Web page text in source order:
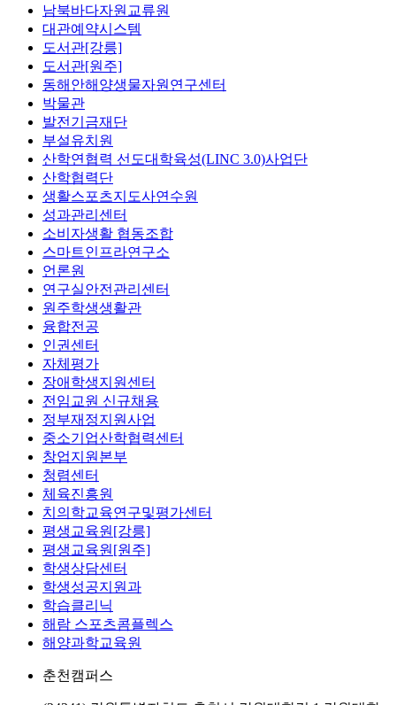
남북바다자원교류원
대관예약시스템
도서관[강릉]
도서관[원주]
동해안해양생물자원연구센터
박물관
발전기금재단
부설유치원
산학연협력 선도대학육성(LINC 3.0)사업단
산학협력단
생활스포츠지도사연수원
성과관리센터
소비자생활 협동조합
스마트인프라연구소
언론원
연구실안전관리센터
원주학생생활관
융합전공
인권센터
자체평가
장애학생지원센터
전임교원 신규채용
정부재정지원사업
중소기업산학협력센터
창업지원본부
청렴센터
체육진흥원
치의학교육연구및평가센터
평생교육원[강릉]
평생교육원[원주]
학생상담센터
학생성공지원과
학습클리닉
해람 스포츠콤플렉스
해양과학교육원
춘천캠퍼스